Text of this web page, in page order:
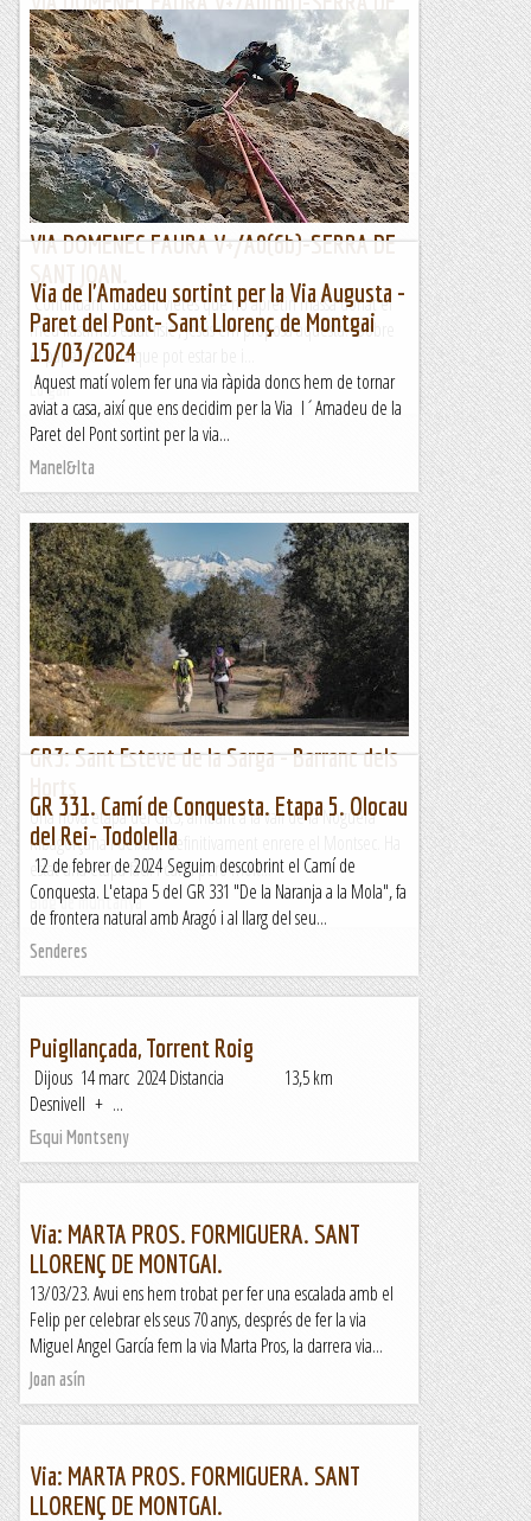
SANT JOAN.
Continuant buscant vietes que no apretin massa donat el
meu llastimós estat físic , Jesús em proposa aquesta. Sobre
el paper sembla que pot estar be i...
Lo gall
VIA DOMENEC FAURA V+/A0(6b)-SERRA DE
Continuant buscant vietes que no apretin massa donat el
meu llastimós estat físic , Jesús em proposa aquesta. Sobre
el paper sembla que pot estar be i...
Lo gall
Via de l'Amadeu sortint per la Via Augusta -
Paret del Pont- Sant Llorenç de Montgai
15/03/2024
Aquest matí volem fer una via ràpida doncs hem de tornar
aviat a casa, així que ens decidim per la Via l´Amadeu de la
Paret del Pont sortint per la via...
Manel&Ita
GR3: Sant Esteve de la Sarga - Barranc dels
Una nova etapa del GR3, arribant a la vall de la Noguera
Ribagorçana i deixant definitivament enrere el Montsec. Ha
estat una etapa fàcil i curta però molt...
Blog de muntanya
GR 331. Camí de Conquesta. Etapa 5. Olocau
del Rei- Todolella
12 de febrer de 2024 Seguim descobrint el Camí de
Conquesta. L'etapa 5 del GR 331 "De la Naranja a la Mola", fa
de frontera natural amb Aragó i al llarg del seu...
Senderes
Puigllançada, Torrent Roig
Dijous 14 marc 2024 Distancia 13,5 km
Desnivell + ...
Esqui Montseny
Via: MARTA PROS. FORMIGUERA. SANT
LLORENÇ DE MONTGAI.
13/03/23. Avui ens hem trobat per fer una escalada amb el
Felip per celebrar els seus 70 anys, després de fer la via
Miguel Angel García fem la via Marta Pros, la darrera via...
Joan asín
Via: MARTA PROS. FORMIGUERA. SANT
LLORENÇ DE MONTGAI.